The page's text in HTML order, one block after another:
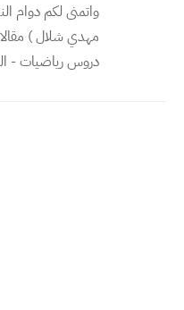
واتمنى لكم دوام
مهدي شلال )
دروس رياضيات -